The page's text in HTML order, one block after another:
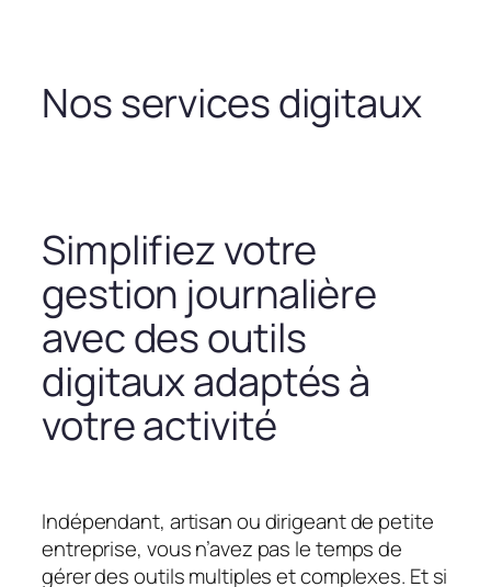
Nos services digitaux
Simplifiez votre
gestion journalière
avec des outils
digitaux adaptés à
votre activité
Indépendant, artisan ou dirigeant de petite
entreprise, vous n’avez pas le temps de
gérer des outils multiples et complexes. Et si